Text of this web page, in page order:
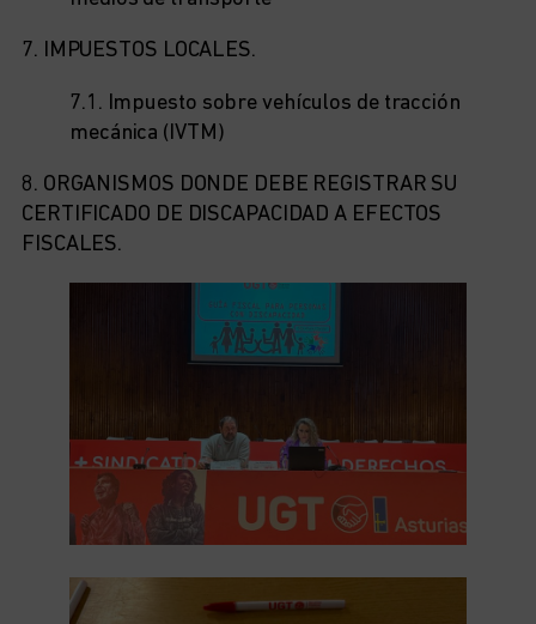
7. IMPUESTOS LOCALES.
7.1. Impuesto sobre vehículos de tracción
mecánica (IVTM)
8. ORGANISMOS DONDE DEBE REGISTRAR SU
CERTIFICADO DE DISCAPACIDAD A EFECTOS
FISCALES.